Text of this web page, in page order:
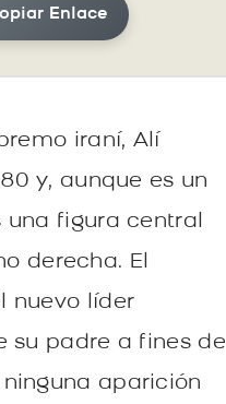
Enlace
iraní, Alí
y, aunque es un
una figura central
derecha. El
nuevo líder
su padre a fines de
aparición